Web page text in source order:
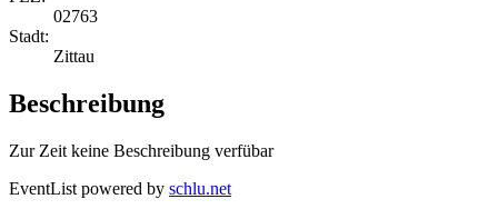
02763
Stadt:
Zittau
Beschreibung
Zur Zeit keine Beschreibung verfübar
EventList powered by schlu.net